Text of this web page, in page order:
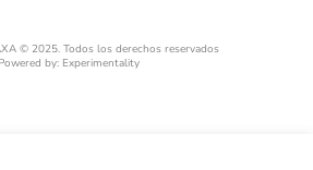
© 2025. Todos los derechos reservados
Powered by: Experimentality